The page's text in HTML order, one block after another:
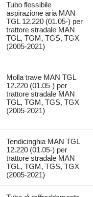
Tubo flessibile
aspirazione aria MAN
TGL 12.220 (01.05-) per
trattore stradale MAN
TGL, TGM, TGS, TGX
(2005-2021)
Molla trave MAN TGL
12.220 (01.05-) per
trattore stradale MAN
TGL, TGM, TGS, TGX
(2005-2021)
Tendicinghia MAN TGL
12.220 (01.05-) per
trattore stradale MAN
TGL, TGM, TGS, TGX
(2005-2021)